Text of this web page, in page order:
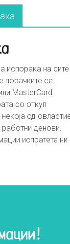
испорака на
порачките се:
MasterCard
со откуп
од
работни денови.
испратете ни